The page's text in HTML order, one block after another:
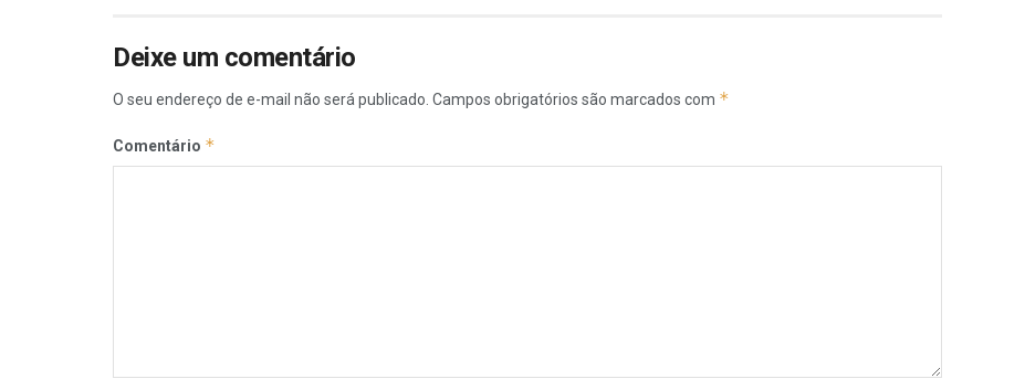
Deixe um comentário
O seu endereço de e-mail não será publicado. Campos obrigatórios são marcados com *
Comentário *